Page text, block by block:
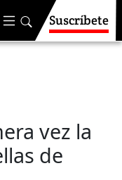
Suscríbete
vez la
de